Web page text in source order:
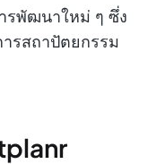
รพัฒนาใหม่ ๆ ซึ่ง
รสถาปัตยกรรม